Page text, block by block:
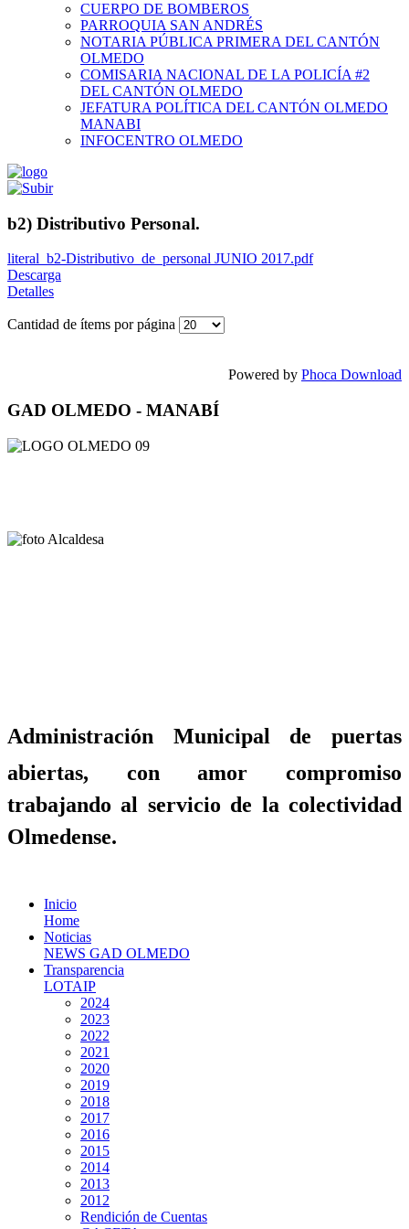
CUERPO DE BOMBEROS
PARROQUIA SAN ANDRÉS
NOTARIA PÚBLICA PRIMERA DEL CANTÓN
OLMEDO
COMISARIA NACIONAL DE LA POLICÍA #2
DEL CANTÓN OLMEDO
JEFATURA POLÍTICA DEL CANTÓN OLMEDO
MANABI
INFOCENTRO OLMEDO
b2) Distributivo Personal.
literal_b2-Distributivo_de_personal JUNIO 2017.pdf
Descarga
Detalles
Cantidad de ítems por página
Powered by Phoca Download
GAD OLMEDO - MANABÍ
Administración Municipal de puertas
abiertas, con amor compromiso
trabajando al servicio de la colectividad
Olmedense.
Inicio
Home
Noticias
NEWS GAD OLMEDO
Transparencia
LOTAIP
2024
2023
2022
2021
2020
2019
2018
2017
2016
2015
2014
2013
2012
Rendición de Cuentas